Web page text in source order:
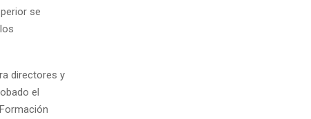
se
directores y
el